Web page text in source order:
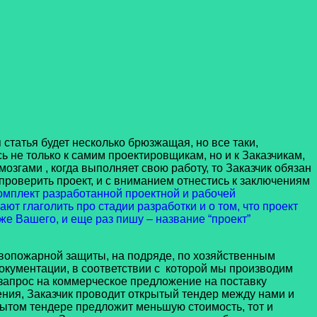
будет несколько брюзжащая, но все таки,
не только к самим проектировщикам, но и к Заказчикам,
, когда выполняет свою работу, то Заказчик обязан
проект, и с вниманием отнестись к заключениям
разработанной проектной и рабочей
глаголить про стадии разработки и о том, что проект
Вашего, и еще раз пишу – название “проект”
защиты, на подряде, по хозяйственным
в соответствии с которой мы производим
на коммерческое предложение на поставку
Заказчик проводит открытый тендер между нами и
тендере предложит меньшую стоимость, тот и